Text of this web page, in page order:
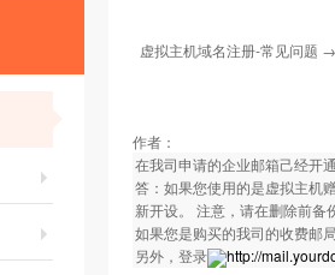
虚拟主机域名注册-常见问题
作者：
在我司申请的企业邮箱己经开
答：如果您使用的是虚拟主机
新开设。 注意，请在删除前备
如果您是购买的我司的收费邮
另外，登录
http://